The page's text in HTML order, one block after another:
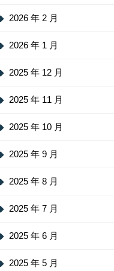
2026 年 2 月
2026 年 1 月
2025 年 12 月
2025 年 11 月
2025 年 10 月
2025 年 9 月
2025 年 8 月
2025 年 7 月
2025 年 6 月
2025 年 5 月